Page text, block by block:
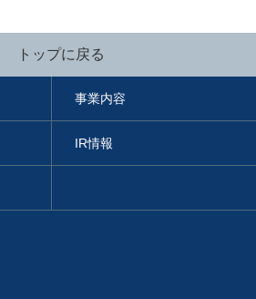
トップに戻る
事業内容
IR情報